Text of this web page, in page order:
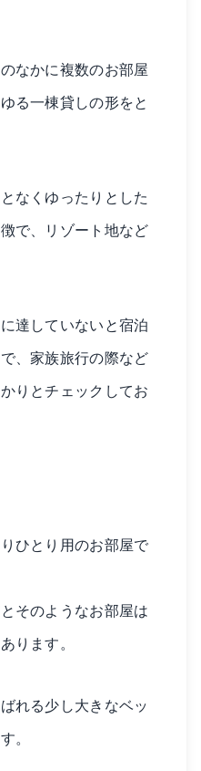
なかに複数のお部屋
る一棟貸しの形をと
なくゆったりとした
で、リゾート地など
達していないと宿泊
、家族旅行の際など
りとチェックしてお
ひとり用のお部屋で
そのようなお部屋は
ります。
れる少し大きなベッ
。